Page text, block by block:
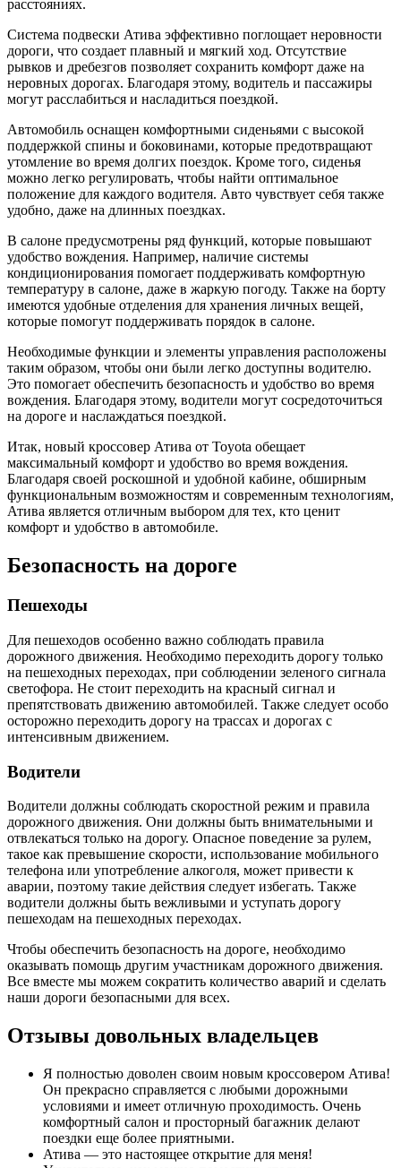
расстояниях.
Система подвески Атива эффективно поглощает неровности
дороги, что создает плавный и мягкий ход. Отсутствие
рывков и дребезгов позволяет сохранить комфорт даже на
неровных дорогах. Благодаря этому, водитель и пассажиры
могут расслабиться и насладиться поездкой.
Автомобиль оснащен комфортными сиденьями с высокой
поддержкой спины и боковинами, которые предотвращают
утомление во время долгих поездок. Кроме того, сиденья
можно легко регулировать, чтобы найти оптимальное
положение для каждого водителя. Авто чувствует себя также
удобно, даже на длинных поездках.
В салоне предусмотрены ряд функций, которые повышают
удобство вождения. Например, наличие системы
кондиционирования помогает поддерживать комфортную
температуру в салоне, даже в жаркую погоду. Также на борту
имеются удобные отделения для хранения личных вещей,
которые помогут поддерживать порядок в салоне.
Необходимые функции и элементы управления расположены
таким образом, чтобы они были легко доступны водителю.
Это помогает обеспечить безопасность и удобство во время
вождения. Благодаря этому, водители могут сосредоточиться
на дороге и наслаждаться поездкой.
Итак, новый кроссовер Атива от Toyota обещает
максимальный комфорт и удобство во время вождения.
Благодаря своей роскошной и удобной кабине, обширным
функциональным возможностям и современным технологиям,
Атива является отличным выбором для тех, кто ценит
комфорт и удобство в автомобиле.
Безопасность на дороге
Пешеходы
Для пешеходов особенно важно соблюдать правила
дорожного движения. Необходимо переходить дорогу только
на пешеходных переходах, при соблюдении зеленого сигнала
светофора. Не стоит переходить на красный сигнал и
препятствовать движению автомобилей. Также следует особо
осторожно переходить дорогу на трассах и дорогах с
интенсивным движением.
Водители
Водители должны соблюдать скоростной режим и правила
дорожного движения. Они должны быть внимательными и
отвлекаться только на дорогу. Опасное поведение за рулем,
такое как превышение скорости, использование мобильного
телефона или употребление алкоголя, может привести к
аварии, поэтому такие действия следует избегать. Также
водители должны быть вежливыми и уступать дорогу
пешеходам на пешеходных переходах.
Чтобы обеспечить безопасность на дороге, необходимо
оказывать помощь другим участникам дорожного движения.
Все вместе мы можем сократить количество аварий и сделать
наши дороги безопасными для всех.
Отзывы довольных владельцев
Я полностью доволен своим новым кроссовером Атива!
Он прекрасно справляется с любыми дорожными
условиями и имеет отличную проходимость. Очень
комфортный салон и просторный багажник делают
поездки еще более приятными.
Атива — это настоящее открытие для меня!